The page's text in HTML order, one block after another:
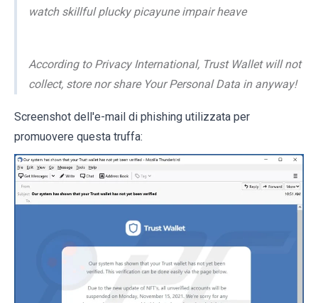
watch skillful plucky picayune impair heave
According to Privacy International, Trust Wallet will not
collect, store nor share Your Personal Data in anyway!
Screenshot dell'e-mail di phishing utilizzata per
promuovere questa truffa: